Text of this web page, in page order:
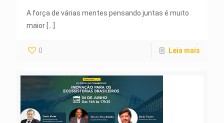
A força de várias mentes pensando juntas é muito
maior
0 Leia mais